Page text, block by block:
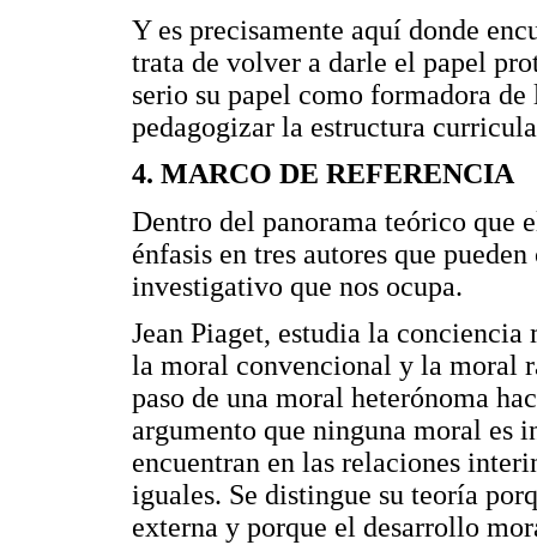
Y es precisamente aquí donde
trata de volver a darle el papel
serio su papel como formadora
pedagogizar la estructura
4. MARCO DE REFERENCIA
Dentro del panorama teórico que
énfasis en tres autores que
investigativo que nos ocupa.
Jean Piaget, estudia la
la moral convencional y la moral
paso de una moral heterónoma
argumento que ninguna moral es
encuentran en las relaciones
iguales. Se distingue su teoría
externa y porque el desarrollo